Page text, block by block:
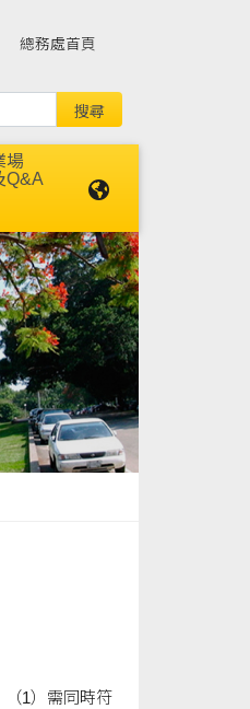
總務處首頁
場
Q&A